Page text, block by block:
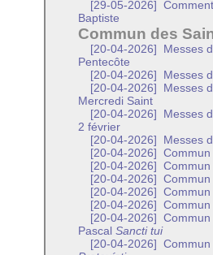
[29-05-2026]
Baptiste
Commun des
[20-04-2026]
Messes
Pentecôte
[20-04-2026]
Messes
[20-04-2026]
Messes
Mercredi Saint
[20-04-2026]
Messes
2 février
[20-04-2026]
Messes
[20-04-2026]
[20-04-2026]
Commun
[20-04-2026]
Commun
[20-04-2026]
[20-04-2026]
Commun
[20-04-2026]
Pascal Sancti tui
[20-04-2026]
Commun